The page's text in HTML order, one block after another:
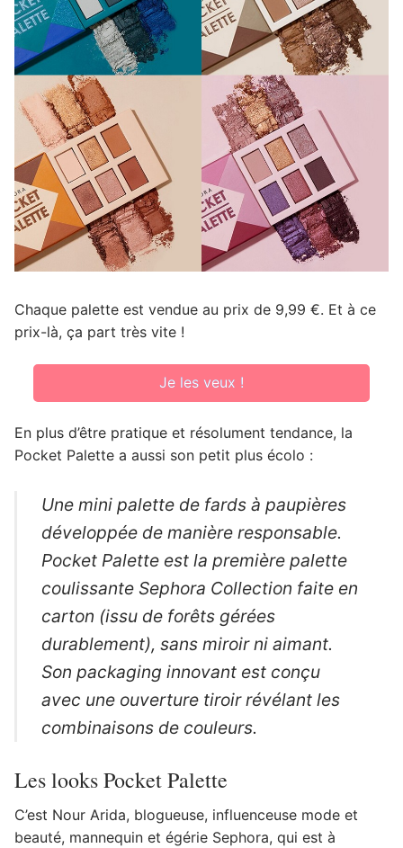
Chaque palette est vendue au prix de 9,99 €. Et à ce
prix-là, ça part très vite !
Je les veux !
En plus d’être pratique et résolument tendance, la
Pocket Palette a aussi son petit plus écolo :
Une mini palette de fards à paupières
développée de manière responsable.
Pocket Palette est la première palette
coulissante Sephora Collection faite en
carton (issu de forêts gérées
durablement), sans miroir ni aimant.
Son packaging innovant est conçu
avec une ouverture tiroir révélant les
combinaisons de couleurs.
Les looks Pocket Palette
C’est Nour Arida, blogueuse, influenceuse mode et
beauté, mannequin et égérie Sephora, qui est à